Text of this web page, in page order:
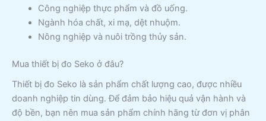
Công nghiệp thực phẩm và đồ uống.
Ngành hóa chất, xi mạ, dệt nhuộm.
Nông nghiệp và nuôi trồng thủy sản.
Mua thiết bị đo Seko ở đâu?
Thiết bị đo Seko là sản phẩm chất lượng cao, được nhiều
doanh nghiệp tin dùng. Để đảm bảo hiệu quả vận hành và
độ bền, bạn nên mua sản phẩm chính hãng từ đơn vị phân